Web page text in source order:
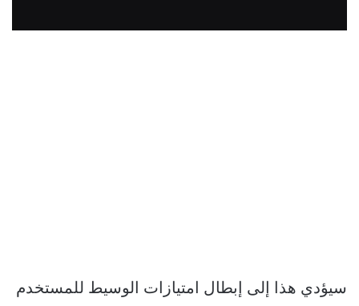
سيؤدي هذا إلى إبطال امتيازات الوسيط للمستخدم